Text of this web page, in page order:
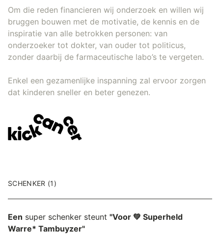
Om die reden financieren wij onderzoek en willen wij
bruggen bouwen met de motivatie, de kennis en de
inspiratie van alle betrokken personen: van
onderzoeker tot dokter, van ouder tot politicus,
zonder daarbij de farmaceutische labo’s te vergeten.
Enkel een gezamenlijke inspanning zal ervoor zorgen
dat kinderen sneller en beter genezen.
SCHENKER (1)
Een super schenker steunt "Voor 💚 Superheld
Warre* Tambuyzer"